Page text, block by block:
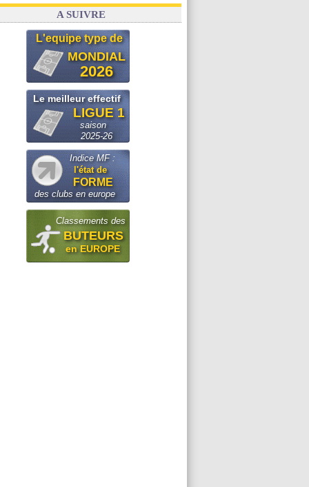
A SUIVRE
L'equipe type de
MONDIAL
2026
Le meilleur effectif
LIGUE 1
saison
2025-26
Indice MF :
l'état de
FORME
des clubs en europe
Classements des
BUTEURS
en EUROPE